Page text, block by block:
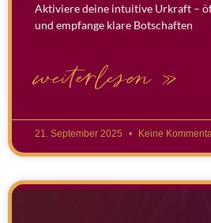
Aktiviere deine intuitive Urkraft –
und empfange klare Botschaften
weiterlesen »
21. September 2025 Keine